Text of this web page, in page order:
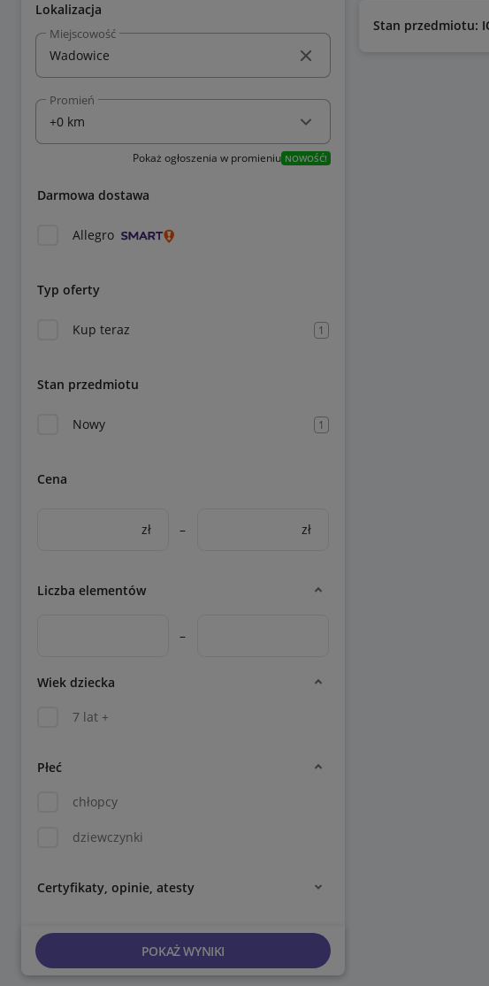
Lokalizacja
Miejscowość
Promień
Pokaż ogłoszenia w promieniu NOWOŚĆ!
Darmowa dostawa
Allegro
Typ oferty
Kup teraz 1
Stan przedmiotu
Nowy 1
Cena
zł – zł
Liczba elementów
–
Wiek dziecka
7 lat +
Płeć
chłopcy
dziewczynki
Certyfikaty, opinie, atesty
POKAŻ WYNIKI
Stan przedmiotu: